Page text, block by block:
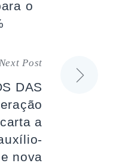
o
Next Post
DAS
a
nova